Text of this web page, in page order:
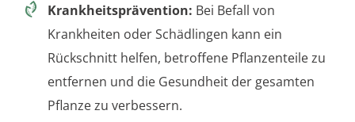
Krankheitsprävention: Bei Befall von
Krankheiten oder Schädlingen kann ein
Rückschnitt helfen, betroffene Pflanzenteile zu
entfernen und die Gesundheit der gesamten
Pflanze zu verbessern.